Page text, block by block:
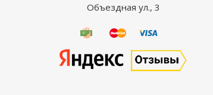
Объездная ул., 3